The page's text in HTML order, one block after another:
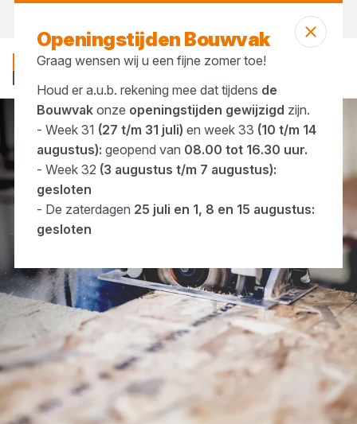
Merken Carat
Openingstijden Bouwvak
Graag wensen wij u een fijne zomer toe!
Houd er a.u.b. rekening mee dat tijdens de
Bouwvakonze openingstijden gewijzigd zijn.
- Week 31 (27 t/m 31 juli) en week 33 (10 t/m 14
augustus): geopend van 08.00 tot 16.30 uur.
- Week 32 (3 augustus t/m 7 augustus):
gesloten
- De zaterdagen 25 juli en 1, 8 en 15 augustus:
gesloten